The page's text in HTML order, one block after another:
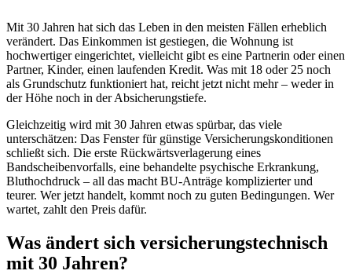
Mit 30 Jahren hat sich das Leben in den meisten Fällen erheblich
verändert. Das Einkommen ist gestiegen, die Wohnung ist
hochwertiger eingerichtet, vielleicht gibt es eine Partnerin oder einen
Partner, Kinder, einen laufenden Kredit. Was mit 18 oder 25 noch
als Grundschutz funktioniert hat, reicht jetzt nicht mehr – weder in
der Höhe noch in der Absicherungstiefe.
Gleichzeitig wird mit 30 Jahren etwas spürbar, das viele
unterschätzen: Das Fenster für günstige Versicherungskonditionen
schließt sich. Die erste Rückwärtsverlagerung eines
Bandscheibenvorfalls, eine behandelte psychische Erkrankung,
Bluthochdruck – all das macht BU-Anträge komplizierter und
teurer. Wer jetzt handelt, kommt noch zu guten Bedingungen. Wer
wartet, zahlt den Preis dafür.
Was ändert sich versicherungstechnisch
mit 30 Jahren?